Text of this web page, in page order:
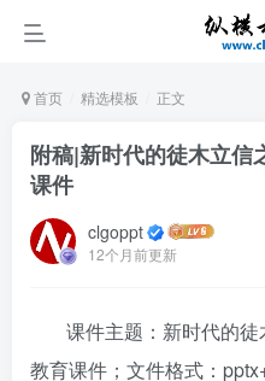
首页 精选模板 正文
附稿|新时代的徒木立
课件
clgoppt
12个月前更新
课件主题：新时代的
教育课件；文件格式：